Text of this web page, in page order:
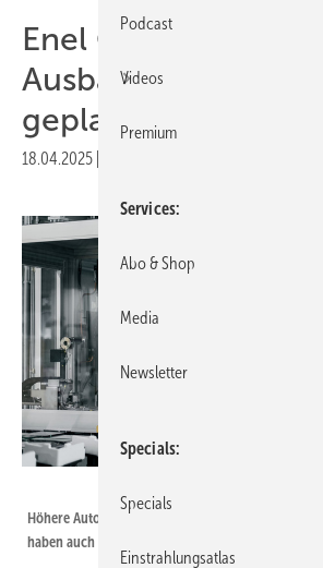
Enel Green Power
Ausbau der
geplant
18.04.2025
Höhere Automatisierung, weniger Einsatz von
haben auch Modulhersteller aus Europa eine
Podcast
Videos
Premium
Services
Abo & Shop
Media
Newsletter
Specials
Specials
Einstrahlungsatlas